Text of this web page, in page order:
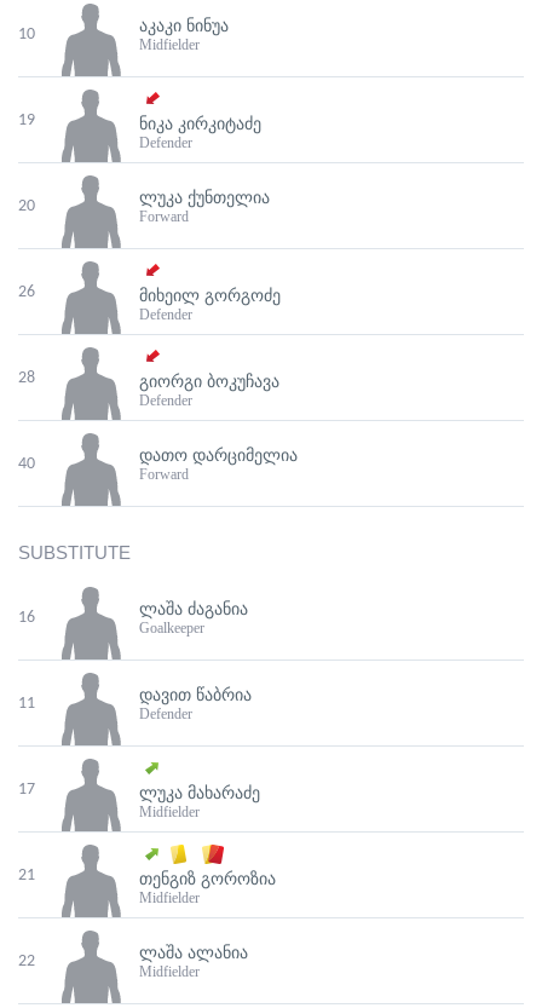
10 ᲐᲙᲐᲙᲘ ᲜᲘᲜᲣᲐ
Midfielder
19 ᲜᲘᲙᲐ ᲙᲘᲠᲙᲘᲢᲐᲫᲔ
Defender
20 ᲚᲣᲙᲐ ᲥᲣᲜᲗᲔᲚᲘᲐ
Forward
26 ᲛᲘᲮᲔᲘᲚ ᲒᲝᲠᲒᲝᲫᲔ
Defender
28 ᲒᲘᲝᲠᲒᲘ ᲑᲝᲙᲣᲩᲐᲕᲐ
Defender
40 ᲓᲐᲗᲝ ᲓᲐᲠᲪᲘᲛᲔᲚᲘᲐ
Forward
SUBSTITUTE
16 ᲚᲐᲨᲐ ᲫᲐᲒᲐᲜᲘᲐ
Goalkeeper
11 ᲓᲐᲕᲘᲗ ᲬᲐᲑᲠᲘᲐ
Defender
17 ᲚᲣᲙᲐ ᲛᲐᲮᲐᲠᲐᲫᲔ
Midfielder
21 ᲗᲔᲜᲒᲘᲖ ᲒᲝᲠᲝᲖᲘᲐ
Midfielder
22 ᲚᲐᲨᲐ ᲐᲚᲐᲜᲘᲐ
Midfielder